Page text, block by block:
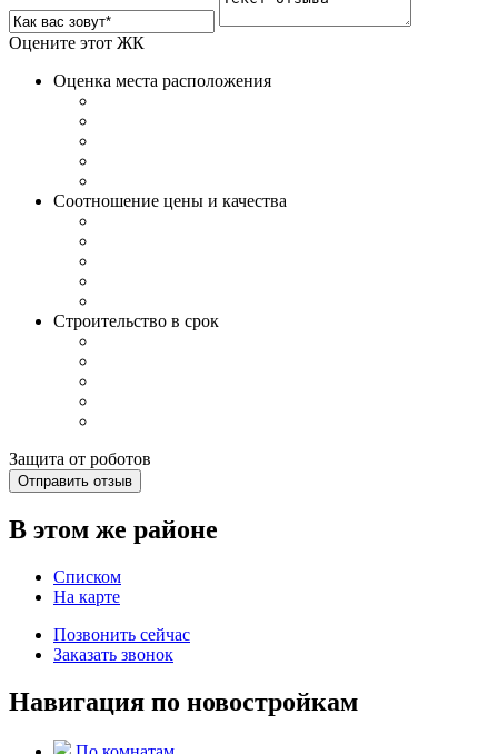
Оцените этот ЖК
Оценка места расположения
Соотношение цены и качества
Строительство в срок
Защита от роботов
Отправить отзыв
В этом же районе
Списком
На карте
Позвонить сейчас
Заказать звонок
Навигация по новостройкам